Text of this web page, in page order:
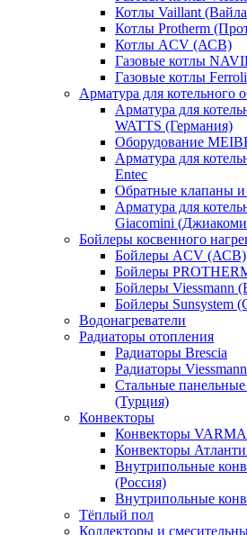
Котлы Vaillant
Котлы Protherm
Котлы ACV (АСВ)
Газовые котлы
Газовые котлы
Арматура для котельного
Арматура для
WATTS (Германия)
Оборудование
Арматура для
Entec
Обратные клапаны
Арматура для
Giacomini
Бойлеры косвенного
Бойлеры ACV (АСВ)
Бойлеры
Бойлеры Viessmann
Бойлеры Sunsystem
Водонагреватели
Радиаторы отопления
Радиаторы Brescia
Радиаторы
Стальные
(Турция)
Конвекторы
Конвекторы
Конвекторы
Внутрипольные
(Россия)
Внутрипольные
Тёплый пол
Коллекторы и